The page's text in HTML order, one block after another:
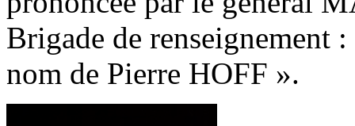
Brigade de renseignement
nom de Pierre HOFF ».